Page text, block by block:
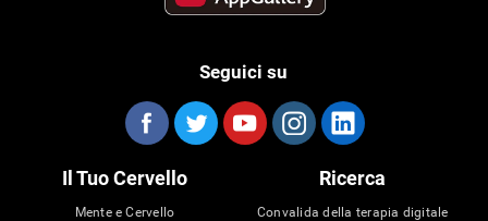
Seguici su
Il Tuo Cervello
Mente e Cervello
Ricerca
Convalida della terapia digitale